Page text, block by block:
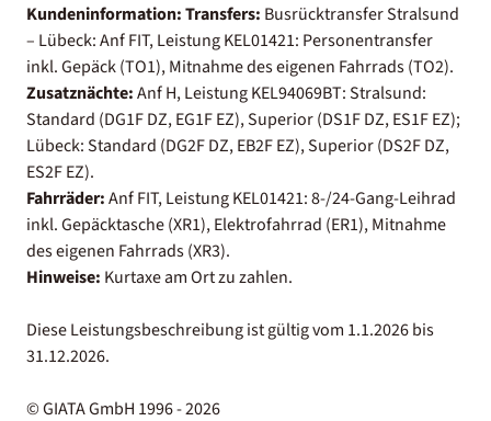
Kundeninformation:Transfers: Busrücktransfer Stralsund
– Lübeck: Anf FIT, Leistung KEL01421: Personentransfer
inkl. Gepäck (TO1), Mitnahme des eigenen Fahrrads (TO2).
Zusatznächte:Anf H, Leistung KEL94069BT: Stralsund:
Standard (DG1F DZ, EG1F EZ), Superior (DS1F DZ, ES1F EZ);
Lübeck: Standard (DG2F DZ, EB2F EZ), Superior (DS2F DZ,
ES2F EZ).
Fahrräder:Anf FIT, Leistung KEL01421: 8-/24-Gang-Leihrad
inkl. Gepäcktasche (XR1), Elektrofahrrad (ER1), Mitnahme
des eigenen Fahrrads (XR3).
Hinweise: Kurtaxe am Ort zu zahlen.
Diese Leistungsbeschreibung ist gültig vom 1.1.2026 bis
31.12.2026.
© GIATA GmbH 1996 - 2026